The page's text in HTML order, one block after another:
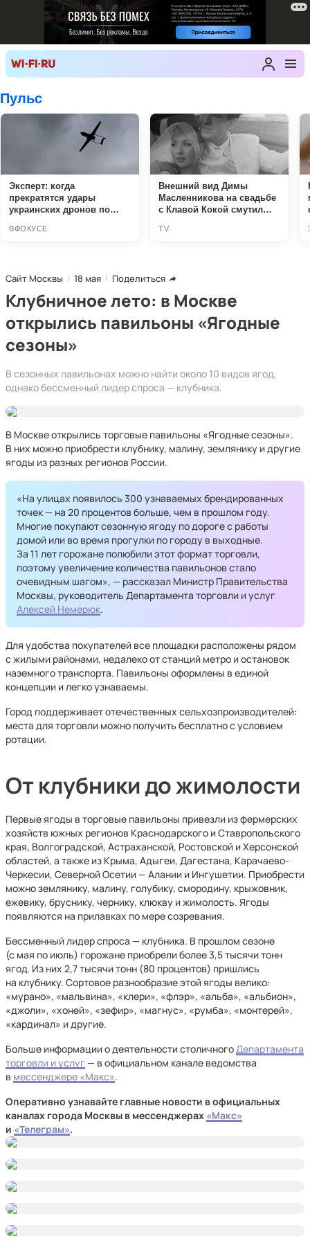
Сайт Москвы 18 мая Поделиться
Клубничное лето: в Москве
открылись павильоны «Ягодные
сезоны»
В сезонных павильонах можно найти около 10 видов ягод,
однако бессменный лидер спроса — клубника.
В Москве открылись торговые павильоны «Ягодные сезоны».
В них можно приобрести клубнику, малину, землянику и другие
ягоды из разных регионов России.
«На улицах появилось 300 узнаваемых брендированных
точек — на 20 процентов больше, чем в прошлом году.
Многие покупают сезонную ягоду по дороге с работы
домой или во время прогулки по городу в выходные.
За 11 лет горожане полюбили этот формат торговли,
поэтому увеличение количества павильонов стало
очевидным шагом», — рассказал Министр Правительства
Москвы, руководитель Департамента торговли и услуг
Алексей Немерюк.
Для удобства покупателей все площадки расположены рядом
с жилыми районами, недалеко от станций метро и остановок
наземного транспорта. Павильоны оформлены в единой
концепции и легко узнаваемы.
Город поддерживает отечественных сельхозпроизводителей:
места для торговли можно получить бесплатно с условием
ротации.
От клубники до жимолости
Первые ягоды в торговые павильоны привезли из фермерских
хозяйств южных регионов Краснодарского и Ставропольского
края, Волгоградской, Астраханской, Ростовской и Херсонской
областей, а также из Крыма, Адыгеи, Дагестана, Карачаево-
Черкесии, Северной Осетии — Алании и Ингушетии. Приобрести
можно землянику, малину, голубику, смородину, крыжовник,
ежевику, бруснику, чернику, клюкву и жимолость. Ягоды
появляются на прилавках по мере созревания.
Бессменный лидер спроса — клубника. В прошлом сезоне
(с мая по июль) горожане приобрели более 3,5 тысячи тонн
ягод. Из них 2,7 тысячи тонн (80 процентов) пришлись
на клубнику. Сортовое разнообразие этой ягоды велико:
«мурано», «мальвина», «клери», «флэр», «альба», «альбион»,
«джоли», «хоней», «зефир», «магнус», «румба», «монтерей»,
«кардинал» и другие.
Больше информации о деятельности столичногоДепартамента
торговли и услуг — в официальном канале ведомства
в мессенджере «Макс».
Оперативно узнавайте главные новости в официальных
каналах города Москвы в мессенджерах «Макс»
и «Телеграм».